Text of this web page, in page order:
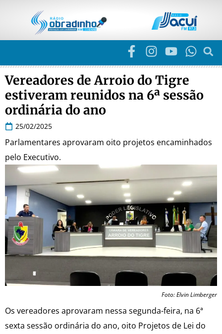
Vereadores de Arroio do Tigre
estiveram reunidos na 6ª sessão
ordinária do ano
25/02/2025
Parlamentares aprovaram oito projetos encaminhados
pelo Executivo.
Foto: Elvin Limberger
Os vereadores aprovaram nessa segunda-feira, na 6ª
sexta sessão ordinária do ano, oito Projetos de Lei do